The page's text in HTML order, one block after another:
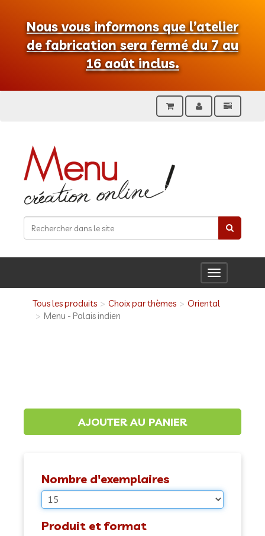
Nous vous informons que l’atelier
de fabrication sera fermé du 7 au
16 août inclus.
Toggle
navigation
Tous les produits
Choix par thèmes
Oriental
Menu - Palais indien
Nombre d'exemplaires
Produit et format